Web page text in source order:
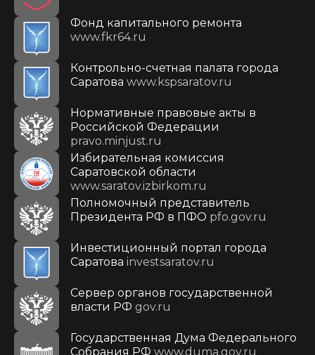
Фонд капитального ремонта
www.fkr64.ru
Контрольно-счетная палата города
Саратова www.kspsaratov.ru
Нормативные правовые акты в
Российской Федерации
pravo.minjust.ru
Избирательная комиссия
Саратовской области
www.saratov.izbirkom.ru
Полномочный представитель
Президента РФ в ПФО pfo.gov.ru
Инвестиционный портал города
Саратова investsaratov.ru
Сервер органов государственной
власти РФ gov.ru
Государственная Дума Федерального
Собрания РФ www.duma.gov.ru